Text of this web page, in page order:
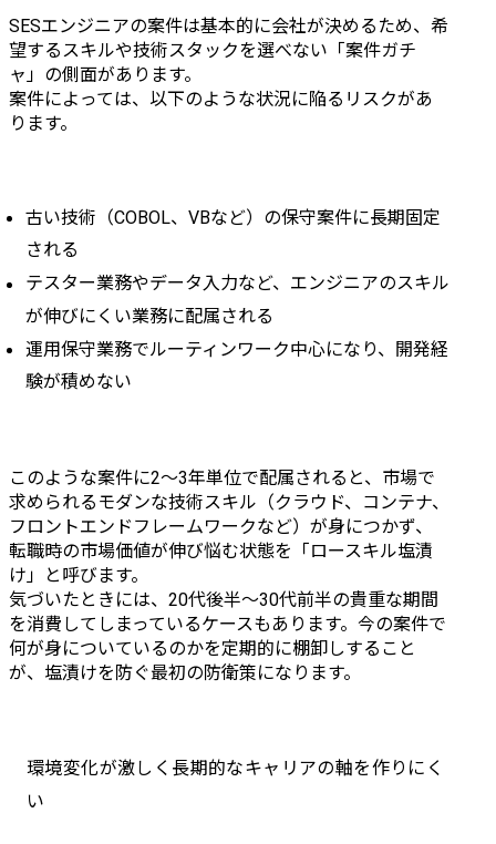
SESエンジニアの案件は基本的に会社が決めるため、希
望するスキルや技術スタックを選べない「案件ガチ
ャ」の側面があります。
案件によっては、以下のような状況に陥るリスクがあ
ります。
古い技術（COBOL、VBなど）の保守案件に長期固定
される
テスター業務やデータ入力など、エンジニアのスキル
が伸びにくい業務に配属される
運用保守業務でルーティンワーク中心になり、開発経
験が積めない
このような案件に2〜3年単位で配属されると、市場で
求められるモダンな技術スキル（クラウド、コンテナ、
フロントエンドフレームワークなど）が身につかず、
転職時の市場価値が伸び悩む状態を「ロースキル塩漬
け」と呼びます。
気づいたときには、20代後半〜30代前半の貴重な期間
を消費してしまっているケースもあります。今の案件で
何が身についているのかを定期的に棚卸しすること
が、塩漬けを防ぐ最初の防衛策になります。
環境変化が激しく長期的なキャリアの軸を作りにく
い